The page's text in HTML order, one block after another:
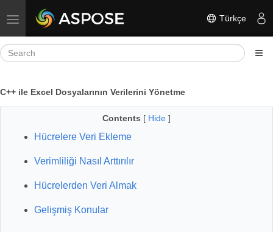
Toggle navigation Türkçe
C++ ile Excel Dosyalarının Verilerini Yönetme
Contents [ Hide ]
Hücrelere Veri Ekleme
Verimliliği Nasıl Arttırılır
Hücrelerden Veri Almak
Gelişmiş Konular